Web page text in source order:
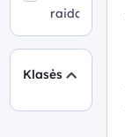
raida
Mokymo(si)
vertinimas
Klasės